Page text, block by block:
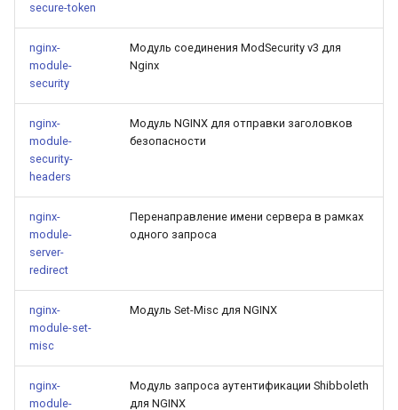
secure-token
nginx-
module-
security
Модуль соединения ModSecurity v3 для
Nginx
nginx-
module-
security-
headers
Модуль NGINX для отправки заголовков
безопасности
nginx-
module-
server-
redirect
Перенаправление имени сервера в рамках
одного запроса
nginx-
module-set-
misc
Модуль Set-Misc для NGINX
nginx-
module-
Модуль запроса аутентификации Shibboleth
для NGINX